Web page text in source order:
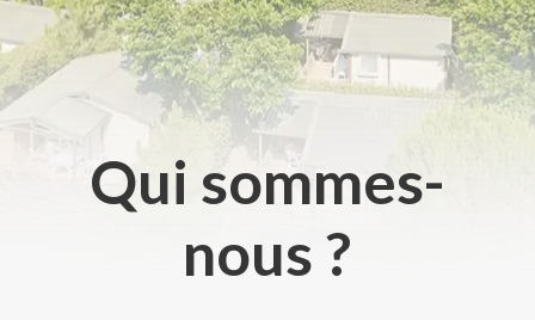
Qui sommes-
nous ?